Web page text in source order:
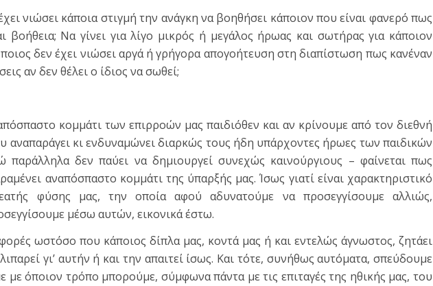
νιώσει κάποια στιγμή την ανάγκη να βοηθήσει κάποιον που είναι φανερό πως
βοήθεια; Να γίνει για λίγο μικρός ή μεγάλος ήρωας και σωτήρας για κάποιον
δεν έχει νιώσει αργά ή γρήγορα απογοήτευση στη διαπίστωση πως κανέναν
αν δεν θέλει ο ίδιος να σωθεί;
κομμάτι των επιρροών μας παιδιόθεν και αν κρίνουμε από τον διεθνή
αναπαράγει κι ενδυναμώνει διαρκώς τους ήδη υπάρχοντες ήρωες των παιδικών
δεν παύει να δημιουργεί συνεχώς καινούργιους – φαίνεται πως
αναπόσπαστο κομμάτι της ύπαρξής μας. Ίσως γιατί είναι χαρακτηριστικό
φύσης μας, την οποία αφού αδυνατούμε να προσεγγίσουμε αλλιώς,
μέσω αυτών, εικονικά έστω.
φορές ωστόσο που κάποιος δίπλα μας, κοντά μας ή και εντελώς άγνωστος, ζητάει
γι’ αυτήν ή και την απαιτεί ίσως. Και τότε, συνήθως αυτόματα, σπεύδουμε
με όποιον τρόπο μπορούμε, σύμφωνα πάντα με τις επιταγές της ηθικής μας, του